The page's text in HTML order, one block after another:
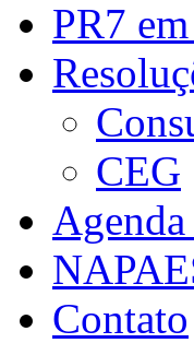
PR7
CEG
Contato